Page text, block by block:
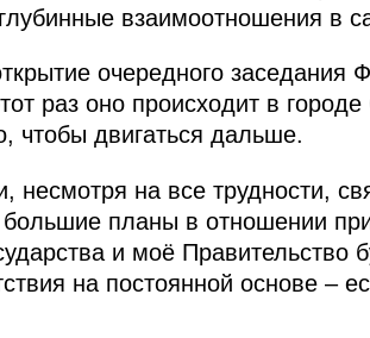
взаимоотношения в
очередного заседания
раз оно происходит в
чтобы двигаться дальше.
на все трудности,
планы в отношении
и моё Правительство
на постоянной основе –